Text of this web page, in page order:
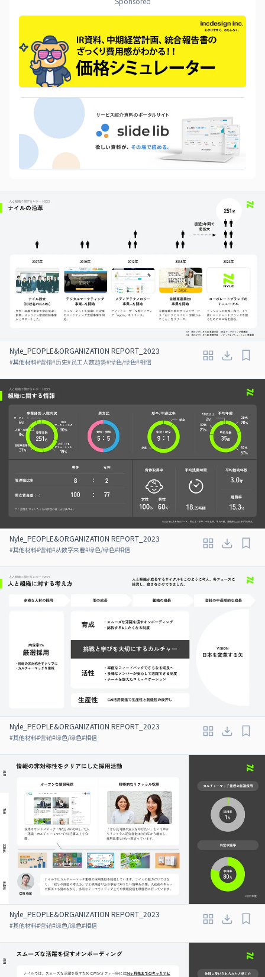
Nyle_PEOPLE&ORGANIZATION REPORT_2023
#其他材料#营销#历史#员工人数趋势#绿色/绿色#相信
Nyle_PEOPLE&ORGANIZATION REPORT_2023
#其他材料#营销#从数字来看#绿色/绿色#相信
Nyle_PEOPLE&ORGANIZATION REPORT_2023
#其他材料#营销#绿色/绿色#相信
Nyle_PEOPLE&ORGANIZATION REPORT_2023
#其他材料#营销#绿色/绿色#相信